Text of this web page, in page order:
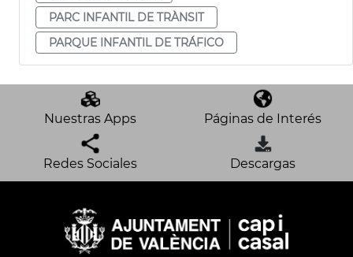
PARC INFANTIL DE TRÀNSIT
PARQUE INFANTIL DE TRÁFICO
Nuestras Apps Páginas de Interés
Redes Sociales Descargas